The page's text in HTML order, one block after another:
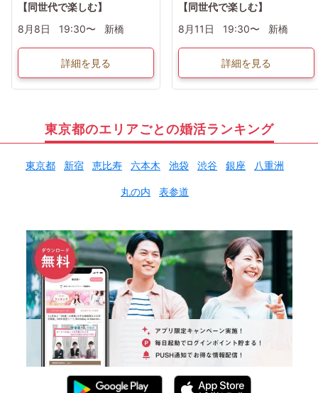
【同世代で楽しむ】
8月8日
19:30〜 新橋
詳細を見る
【同世代で楽しむ】
8月11日
19:30〜 新橋
詳細を見る
東京都のエリアごとの婚活ランキング
東京都 新宿 恵比寿 六本木 池袋 渋谷 銀座 八重洲
丸の内 表参道